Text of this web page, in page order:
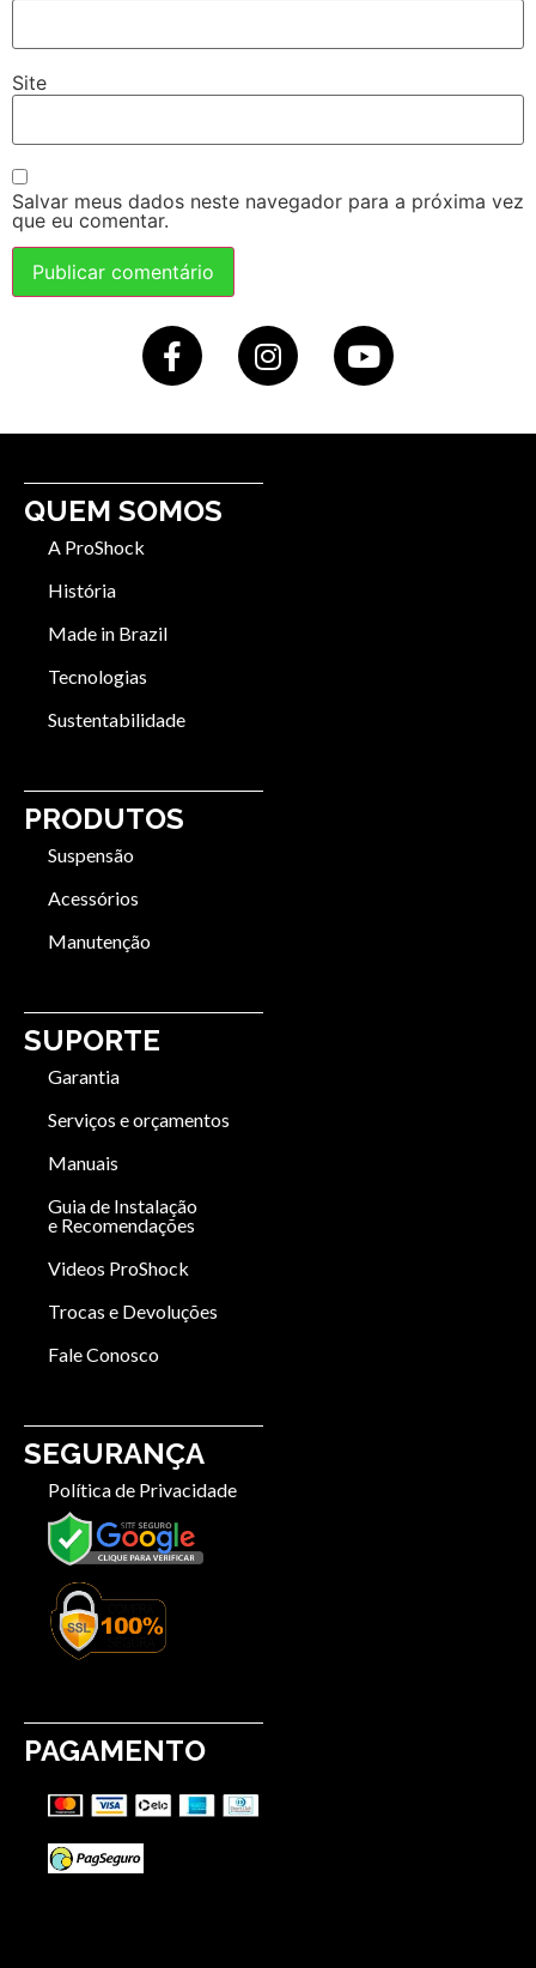
Site
Salvar meus dados neste navegador para a próxima vez
que eu comentar.
QUEM SOMOS
A ProShock
História
Made in Brazil
Tecnologias
Sustentabilidade
PRODUTOS
Suspensão
Acessórios
Manutenção
SUPORTE
Garantia
Serviços e orçamentos
Manuais
Guia de Instalação
e Recomendações
Videos ProShock
Trocas e Devoluções
Fale Conosco
SEGURANÇA
Política de Privacidade
PAGAMENTO